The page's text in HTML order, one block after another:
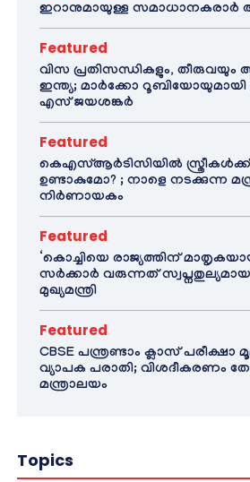
ഇറാനുമായുള്ള സമാധാനകരാർ
Featured
വിസ പ്രതിസന്ധികളും, തീരുവയും
ഇന്ത്യ; മാർക്കോ റൂബിയോയുമായി
എസ് ജയശങ്കർ
Featured
കെഎസ്ആർടിസിയിൽ
ഉണ്ടാകുമോ? ; നാളെ നടക്കുന്ന
നിർണായകം
Featured
‘കൊച്ചിയെ രാജ്യത്തിന്
സർക്കാർ വരുന്നത് സ്വപ്നതുല്യമായ
മുഖ്യമന്ത്രി
Featured
CBSE പന്ത്രണ്ടാം ക്ലാസ്
വ്യാപക പരാതി; വിശദീകരണം
മന്ത്രാലയം
Topics